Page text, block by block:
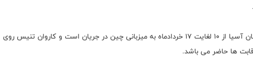
مسابقات فینال قهرمانی نوجوانان و جوانان آسیا از ۱۰ لغایت ۱۷ خردادماه به میزبانی چین در جریان است و کاروان تنیس روی
ها حاضر می باشد.